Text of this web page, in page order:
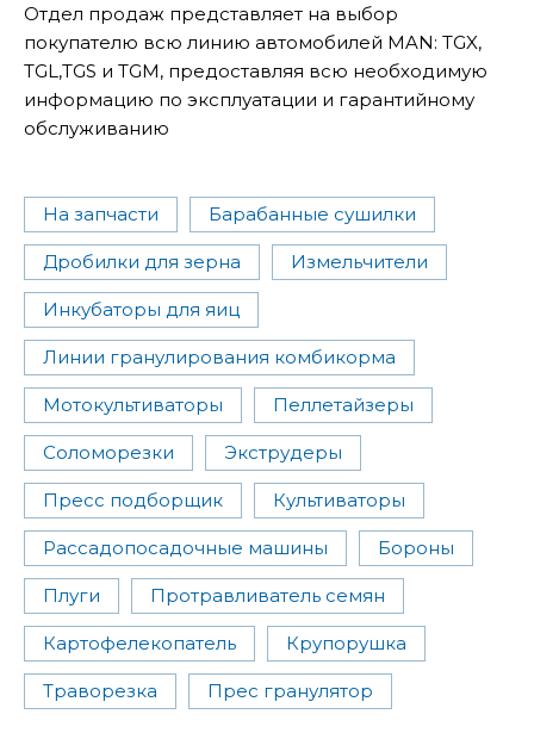
Отдел продаж представляет на выбор
покупателю всю линию автомобилей MAN: TGX,
TGL,TGS и TGM, предоставляя всю необходимую
информацию по эксплуатации и гарантийному
обслуживанию
На запчасти Барабанные сушилки
Дробилки для зерна Измельчители
Инкубаторы для яиц
Линии гранулирования комбикорма
Мотокультиваторы Пеллетайзеры
Соломорезки Экструдеры
Пресс подборщик Культиваторы
Рассадопосадочные машины Бороны
Плуги Протравливатель семян
Картофелекопатель Крупорушка
Траворезка Прес гранулятор